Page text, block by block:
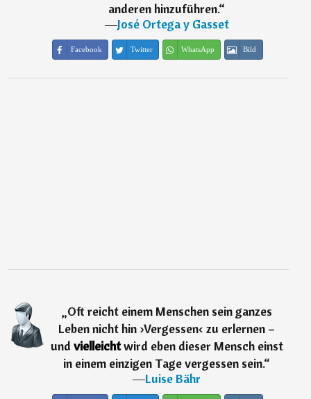
anderen hinzuführen.“
―José Ortega y Gasset
Facebook Twitter WhatsApp Bild
„Oft reicht einem Menschen sein ganzes
Leben nicht hin ›Vergessen‹ zu erlernen –
und vielleichtwird eben dieser Mensch einst
in einem einzigen Tage vergessen sein.“
―Luise Bähr